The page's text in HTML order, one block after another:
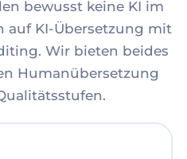
bewusst keine KI im
auf KI-Übersetzung mit
Wir bieten beides
Humanübersetzung